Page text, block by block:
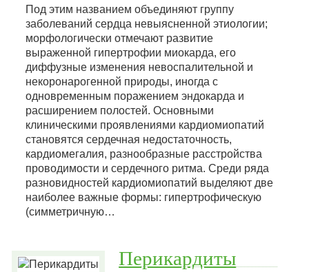
Под этим названием объединяют группу
заболеваний сердца невыясненной этиологии;
морфологически отмечают развитие
выраженной гипертрофии миокарда, его
диффузные изменения невоспалительной и
некоронарогенной природы, иногда с
одновременным поражением эндокарда и
расширением полостей. Основными
клиническими проявлениями кардиомиопатий
становятся сердечная недостаточность,
кардиомегалия, разнообразные расстройства
проводимости и сердечного ритма. Среди ряда
разновидностей кардиомиопатий выделяют две
наиболее важные формы: гипертрофическую
(симметричную…
Перикардиты